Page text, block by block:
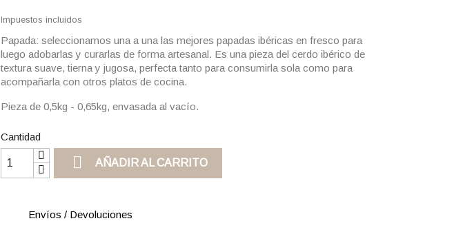
Impuestos incluidos
Papada: seleccionamos una a una las mejores papadas ibéricas en fresco para
luego adobarlas y curarlas de forma artesanal. Es una pieza del cerdo ibérico de
textura suave, tierna y jugosa, perfecta tanto para consumirla sola como para
acompañarla con otros platos de cocina.
Pieza de 0,5kg - 0,65kg, envasada al vacío.
Cantidad
 AÑADIR AL CARRITO
Envíos / Devoluciones